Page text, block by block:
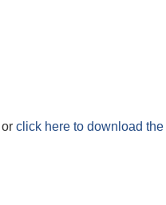
or click here to download